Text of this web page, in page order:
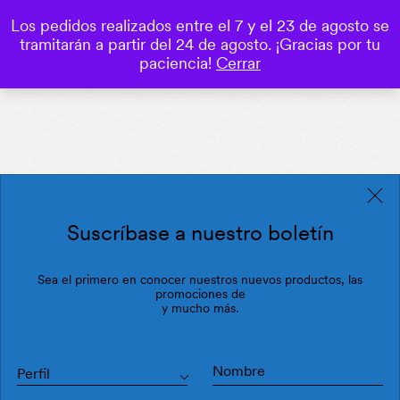
0
Suscríbase a nuestro boletín
Sea el primero en conocer nuestros nuevos productos, las
promociones de
y mucho más.
Perfil
Los pedidos realizados entre el 7 y el 23 de agosto se
tramitarán a partir del 24 de agosto. ¡Gracias por tu
paciencia! Cerrar